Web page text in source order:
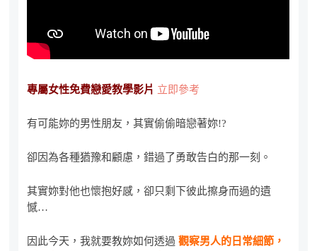
專屬女性免費戀愛教學影片 立即參考
有可能妳的男性朋友，其實偷偷暗戀著妳!?
卻因為各種猶豫和顧慮，錯過了勇敢告白的那一刻。
其實妳對他也懷抱好感，卻只剩下彼此擦身而過的遺
憾…
因此今天，我就要教妳如何透過觀察男人的日常細節，